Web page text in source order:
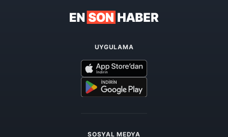
UYGULAMA
SOSYAL MEDYA